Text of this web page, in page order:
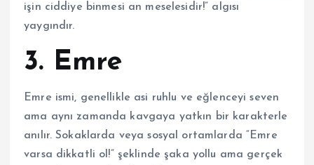
işin ciddiye binmesi an meselesidir!” algısı
yaygındır.
3. Emre
Emre ismi, genellikle asi ruhlu ve eğlenceyi seven
ama aynı zamanda kavgaya yatkın bir karakterle
anılır. Sokaklarda veya sosyal ortamlarda “Emre
varsa dikkatli ol!” şeklinde şaka yollu ama gerçek